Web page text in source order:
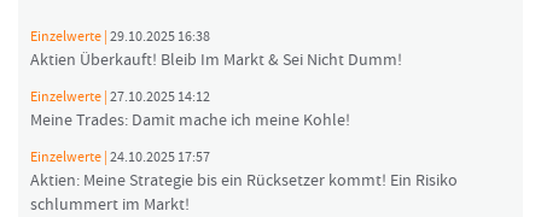
Einzelwerte | 29.10.2025 16:38
Aktien Überkauft! Bleib Im Markt & Sei Nicht Dumm!
Einzelwerte | 27.10.2025 14:12
Meine Trades: Damit mache ich meine Kohle!
Einzelwerte | 24.10.2025 17:57
Aktien: Meine Strategie bis ein Rücksetzer kommt! Ein Risiko
schlummert im Markt!